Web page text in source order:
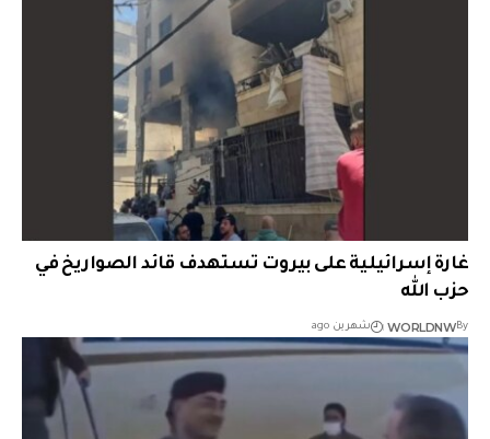
غارة إسرائيلية على بيروت تستهدف قائد الصواريخ في
حزب الله
By
WORLDNW شهرين ago